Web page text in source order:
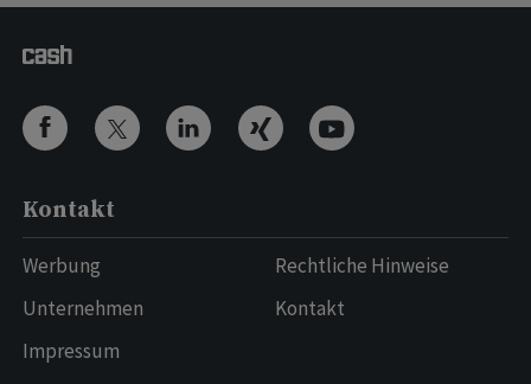
Kontakt
Werbung
Unternehmen
Impressum
Rechtliche Hinweise
Kontakt